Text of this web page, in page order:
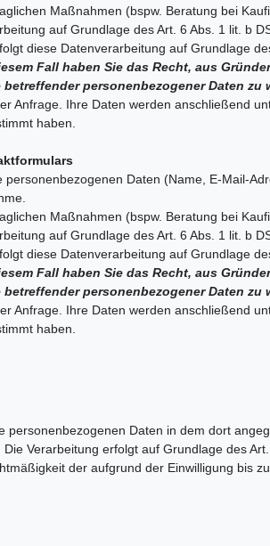
Maßnahmen (bspw. Beratung bei
auf Grundlage des Art. 6 Abs. 1 lit. b
diese Datenverarbeitung auf Grundlage
Fall haben Sie das Recht, aus
personenbezogener Daten zu
Anfrage. Ihre Daten werden anschließend
haben.
Daten (Name, E-Mail-
Maßnahmen (bspw. Beratung bei
auf Grundlage des Art. 6 Abs. 1 lit. b
diese Datenverarbeitung auf Grundlage
Fall haben Sie das Recht, aus
personenbezogener Daten zu
Anfrage. Ihre Daten werden anschließend
haben.
Daten in dem dort
Verarbeitung erfolgt auf Grundlage des
der aufgrund der Einwilligung bis